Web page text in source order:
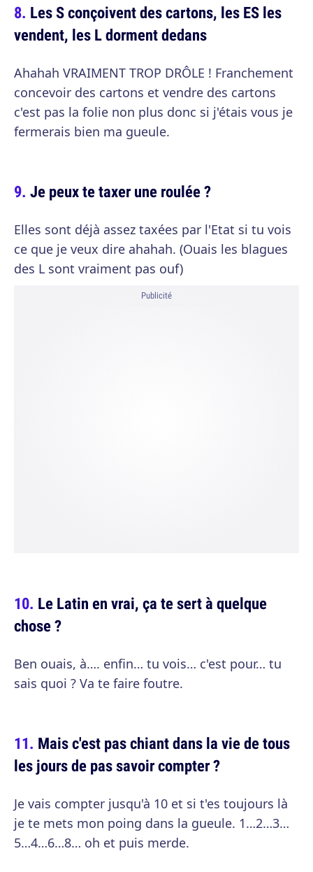
Les S conçoivent des cartons, les ES les
vendent, les L dorment dedans
Ahahah VRAIMENT TROP DRÔLE ! Franchement
concevoir des cartons et vendre des cartons
c'est pas la folie non plus donc si j'étais vous je
fermerais bien ma gueule.
Je peux te taxer une roulée ?
Elles sont déjà assez taxées par l'Etat si tu vois
ce que je veux dire ahahah. (Ouais les blagues
des L sont vraiment pas ouf)
Publicité
Le Latin en vrai, ça te sert à quelque
chose ?
Ben ouais, à…. enfin… tu vois… c'est pour… tu
sais quoi ? Va te faire foutre.
Mais c'est pas chiant dans la vie de tous
les jours de pas savoir compter ?
Je vais compter jusqu'à 10 et si t'es toujours là
je te mets mon poing dans la gueule. 1…2…3…
5…4…6…8… oh et puis merde.